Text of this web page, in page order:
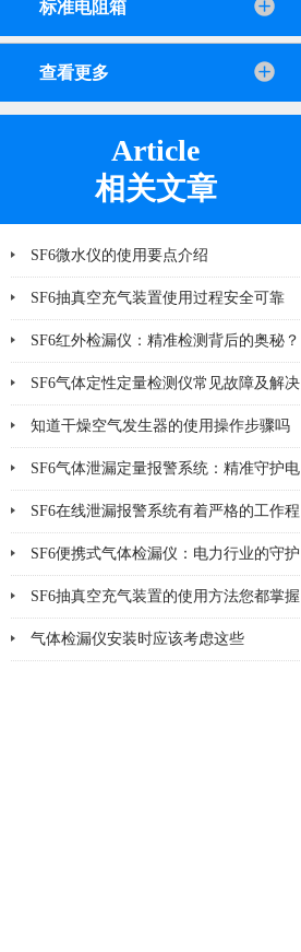
标准电阻箱
查看更多
Article
相关文章
SF6微水仪的使用要点介绍
SF6抽真空充气装置使用过程安全可靠
SF6红外检漏仪：精准检测背后的奥秘？
SF6气体定性定量检测仪常见故障及解决
方法大全
知道干燥空气发生器的使用操作步骤吗
SF6气体泄漏定量报警系统：精准守护电
气安全
SF6在线泄漏报警系统有着严格的工作程
序和要求
SF6便携式气体检漏仪：电力行业的守护
神
SF6抽真空充气装置的使用方法您都掌握
了吗
气体检漏仪安装时应该考虑这些